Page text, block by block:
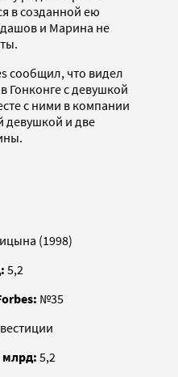
в созданной ею
и Марина не
сообщил, что видел
с девушкой
с ними в компании
девушкой и две
(1998)
5,2
№35
млрд: 5,2